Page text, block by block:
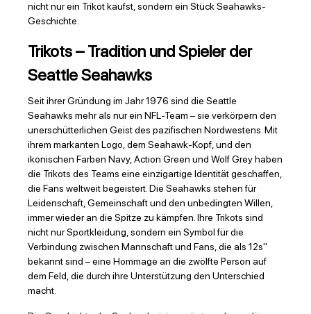
nicht nur ein Trikot kaufst, sondern ein Stück Seahawks-
Geschichte.
Trikots – Tradition und Spieler der
Seattle Seahawks
Seit ihrer Gründung im Jahr 1976 sind die Seattle
Seahawks mehr als nur ein NFL-Team – sie verkörpern den
unerschütterlichen Geist des pazifischen Nordwestens. Mit
ihrem markanten Logo, dem Seahawk-Kopf, und den
ikonischen Farben Navy, Action Green und Wolf Grey haben
die Trikots des Teams eine einzigartige Identität geschaffen,
die Fans weltweit begeistert. Die Seahawks stehen für
Leidenschaft, Gemeinschaft und den unbedingten Willen,
immer wieder an die Spitze zu kämpfen. Ihre Trikots sind
nicht nur Sportkleidung, sondern ein Symbol für die
Verbindung zwischen Mannschaft und Fans, die als 12s"
bekannt sind – eine Hommage an die zwölfte Person auf
dem Feld, die durch ihre Unterstützung den Unterschied
macht.